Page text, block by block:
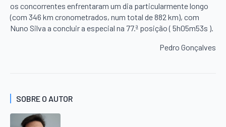
os concorrentes enfrentaram um dia particularmente longo
(com 346 km cronometrados, num total de 882 km), com
Nuno Silva a concluir a especial na 77.ª posição ( 5h05m53s ).
Pedro Gonçalves
SOBRE O AUTOR